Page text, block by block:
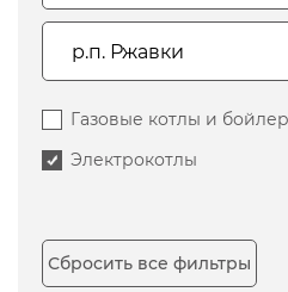
Газовые котлы и
Электрокотлы
Сбросить все фильтры